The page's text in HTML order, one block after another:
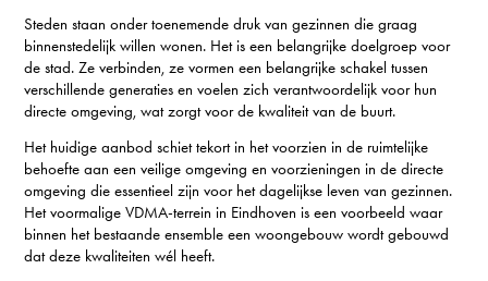
Steden staan onder toenemende druk van gezinnen die graag
binnenstedelijk willen wonen. Het is een belangrijke doelgroep voor
de stad. Ze verbinden, ze vormen een belangrijke schakel tussen
verschillende generaties en voelen zich verantwoordelijk voor hun
directe omgeving, wat zorgt voor de kwaliteit van de buurt.
Het huidige aanbod schiet tekort in het voorzien in de ruimtelijke
behoefte aan een veilige omgeving en voorzieningen in de directe
omgeving die essentieel zijn voor het dagelijkse leven van gezinnen.
Het voormalige VDMA-terrein in Eindhoven is een voorbeeld waar
binnen het bestaande ensemble een woongebouw wordt gebouwd
dat deze kwaliteiten wél heeft.